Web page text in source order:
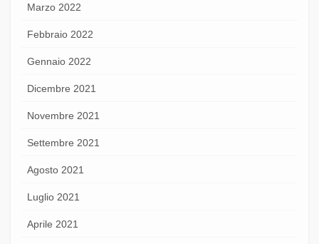
Marzo 2022
Febbraio 2022
Gennaio 2022
Dicembre 2021
Novembre 2021
Settembre 2021
Agosto 2021
Luglio 2021
Aprile 2021